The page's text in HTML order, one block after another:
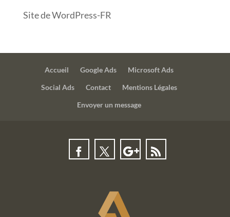
Site de WordPress-FR
Accueil Google Ads
Microsoft Ads
Social Ads
Contact
Mentions Légales
Envoyer un message